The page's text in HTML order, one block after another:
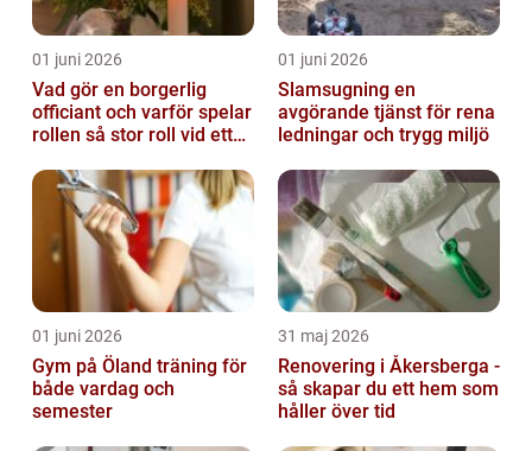
01 juni 2026
Vad gör en borgerlig
officiant och varför spelar
rollen så stor roll vid ett
01 juni 2026
Slamsugning en
avgörande tjänst för rena
ledningar och trygg miljö
01 juni 2026
Gym på Öland träning för
både vardag och
semester
31 maj 2026
Renovering i Åkersberga -
så skapar du ett hem som
håller över tid